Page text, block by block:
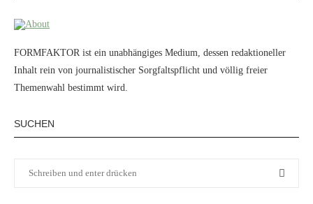
FORMFAKTOR ist ein unabhängiges Medium, dessen redaktioneller
Inhalt rein von journalistischer Sorgfaltspflicht und völlig freier
Themenwahl bestimmt wird.
SUCHEN